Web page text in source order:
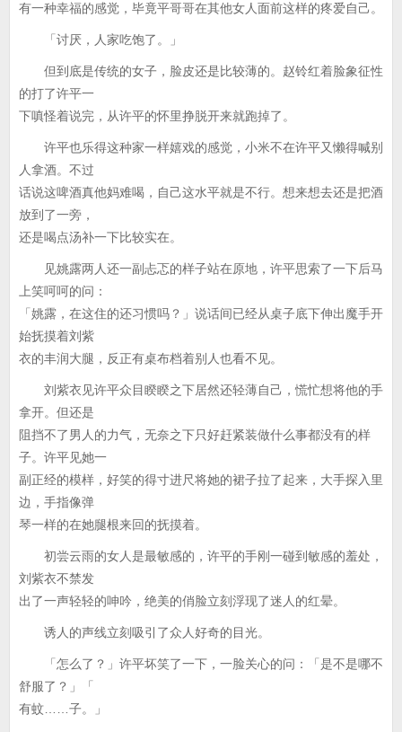
有一种幸福的感觉，毕竟平哥哥在其他女人面前这样的疼爱自己。
「讨厌，人家吃饱了。」
但到底是传统的女子，脸皮还是比较薄的。赵铃红着脸象征性
的打了许平一
下嗔怪着说完，从许平的怀里挣脱开来就跑掉了。
许平也乐得这种家一样嬉戏的感觉，小米不在许平又懒得喊别
人拿酒。不过
话说这啤酒真他妈难喝，自己这水平就是不行。想来想去还是把酒
放到了一旁，
还是喝点汤补一下比较实在。
见姚露两人还一副忐忑的样子站在原地，许平思索了一下后马
上笑呵呵的问：
「姚露，在这住的还习惯吗？」说话间已经从桌子底下伸出魔手开
始抚摸着刘紫
衣的丰润大腿，反正有桌布档着别人也看不见。
刘紫衣见许平众目睽睽之下居然还轻薄自己，慌忙想将他的手
拿开。但还是
阻挡不了男人的力气，无奈之下只好赶紧装做什么事都没有的样
子。许平见她一
副正经的模样，好笑的得寸进尺将她的裙子拉了起来，大手探入里
边，手指像弹
琴一样的在她腿根来回的抚摸着。
初尝云雨的女人是最敏感的，许平的手刚一碰到敏感的羞处，
刘紫衣不禁发
出了一声轻轻的呻吟，绝美的俏脸立刻浮现了迷人的红晕。
诱人的声线立刻吸引了众人好奇的目光。
「怎么了？」许平坏笑了一下，一脸关心的问：「是不是哪不
舒服了？」「
有蚊……子。」